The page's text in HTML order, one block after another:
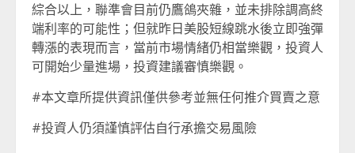
綜合以上，聯準會目前仍鷹鴿夾雜，並未排除調高終
端利率的可能性；但就昨日美股短線跳水後立即強彈
轉漲的表現而言，當前市場情緒仍相當樂觀，投資人
可開始少量進場，投資建議審慎樂觀。
#本文章所提供資訊僅供參考並無任何推介買賣之意
#投資人仍須謹慎評估自行承擔交易風險